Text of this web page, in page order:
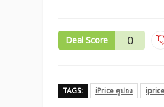
Deal Score 0
TAGS: iPrice คูปอง